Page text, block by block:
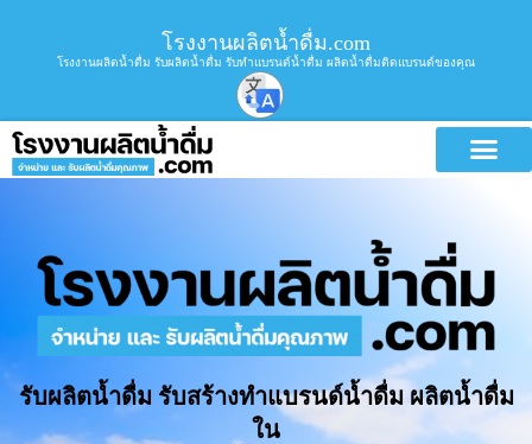
โรงงานผลิตน้ำดื่ม.com
โรงงานผลิตน้ำดื่ม รับผลิตน้ำดื่ม รับทำแบรนด์น้ำดื่ม ผลิตน้ำดื่มติดแบรนด์ของคุณ
รับผลิตน้ำดื่ม รับสร้างทำแบรนด์น้ำดื่ม ผลิตน้ำดื่ม
ใน